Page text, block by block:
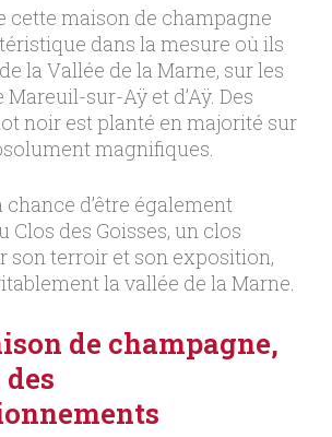
cette maison de champagne
dans la mesure où ils
la Vallée de la Marne, sur les
sur-Aÿ et d’Aÿ. Des
noir est planté en majorité sur
magnifiques.
d’être également
Clos des Goisses, un clos
son terroir et son exposition,
la vallée de la Marne.
de champagne,